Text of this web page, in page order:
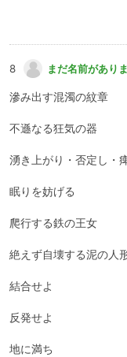
8 まだ名前があり
滲み出す混濁の紋章
不遜なる狂気の器
湧き上がり・否定し・
眠りを妨げる
爬行する鉄の王女
絶えず自壊する泥の人
結合せよ
反発せよ
地に満ち